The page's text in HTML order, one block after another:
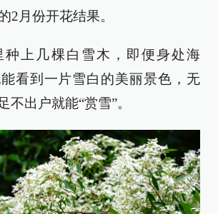
2月份开花结果。
种上几棵白雪木，即便身处海
看到一片雪白的美丽景色，无
不出户就能“赏雪”。